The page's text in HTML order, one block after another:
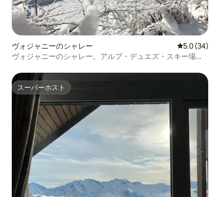
ヴォジャニーのシャレー レビュー34
5.0 (34)
ヴォジャニーのシャレー。アルプ・デュエズ・スキー場へ
スーパーホスト
スーパーホスト